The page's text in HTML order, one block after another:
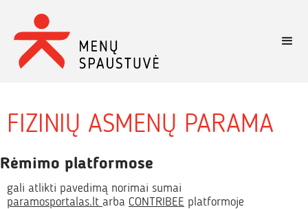
FIZINIŲ ASMENŲ PARAMA
Rėmimo platformose
gali atlikti pavedimą norimai sumai
paramosportalas.lt arba CONTRIBEE platformoje